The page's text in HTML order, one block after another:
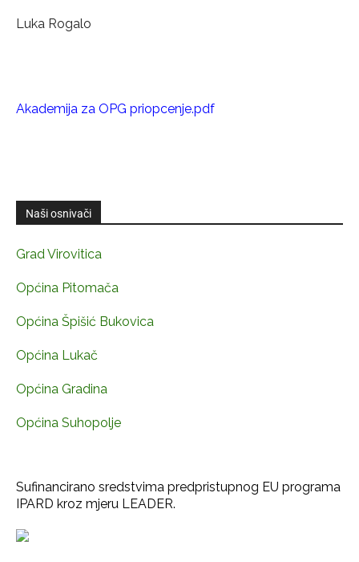
Luka Rogalo
Akademija za OPG priopcenje.pdf
Naši osnivači
Grad Virovitica
Općina Pitomača
Općina Špišić Bukovica
Općina Lukač
Općina Gradina
Općina Suhopolje
Sufinancirano sredstvima predpristupnog EU programa
IPARD kroz mjeru LEADER.